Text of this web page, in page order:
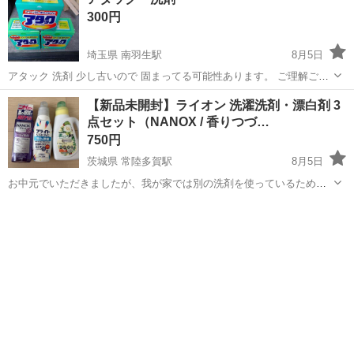
300円
埼玉県 南羽生駅
8月5日
アタック 洗剤 少し古いので 固まってる可能性あります。 ご理解ご了
承いただける方にお願い致します
埼玉 川越市 南羽生駅 洗濯用品
【新品未開封】ライオン 洗濯洗剤・漂白剤 3
点セット（NANOX / 香りつづ…
750円
茨城県 常陸多賀駅
8月5日
お中元でいただきましたが、我が家では別の洗剤を使っているためお